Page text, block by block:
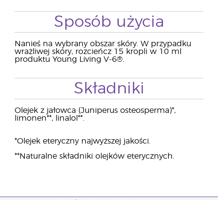
Sposób użycia
Nanieś na wybrany obszar skóry. W przypadku
wrażliwej skóry, rozcieńcz 15 kropli w 10 ml
produktu Young Living V-6®.
Składniki
Olejek z jałowca (Juniperus osteosperma)*,
limonen**, linalol**.
*Olejek eteryczny najwyższej jakości.
**Naturalne składniki olejków eterycznych.